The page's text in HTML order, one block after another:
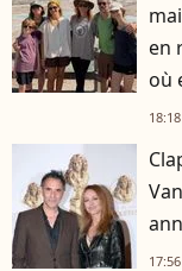
en
où
18:18
17:56